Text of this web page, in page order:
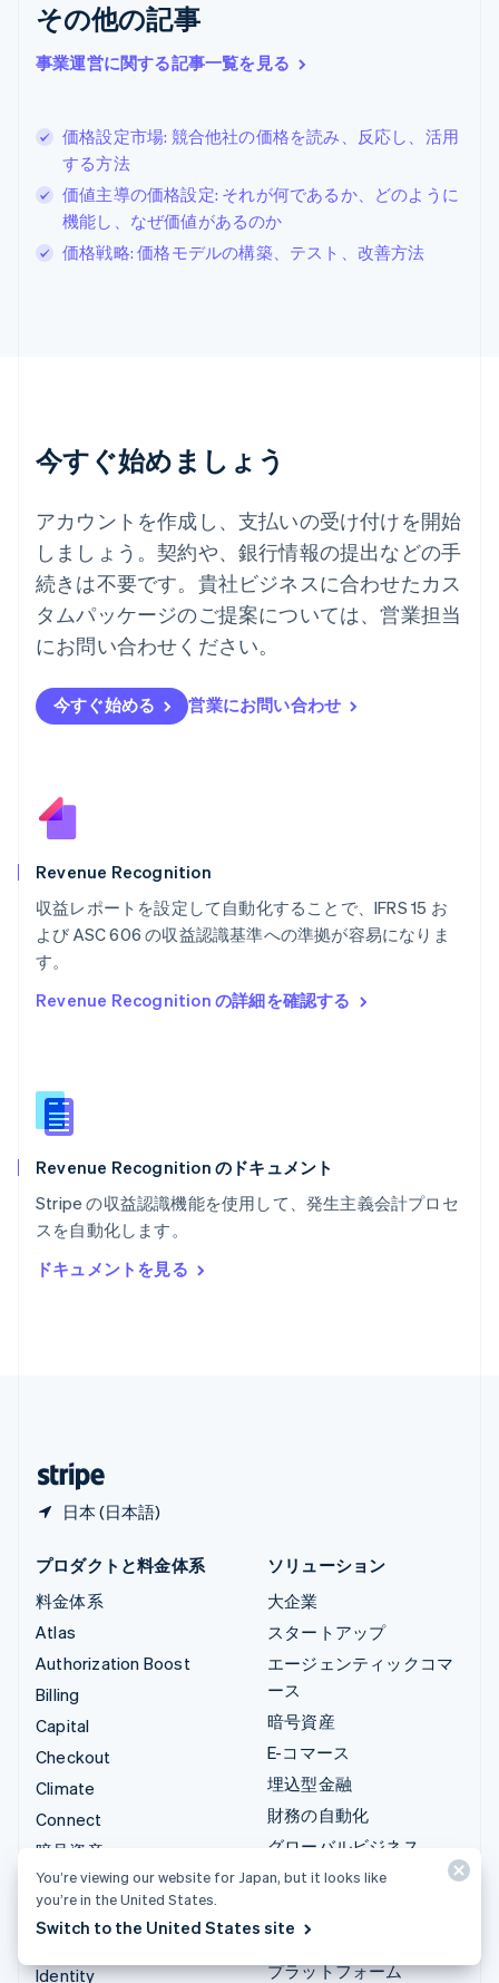
その他の記事
事業運営に関する記事一覧を見る
価格設定市場: 競合他社の価格を読み、反応し、活用
する方法
価値主導の価格設定: それが何であるか、どのように
機能し、なぜ価値があるのか
価格戦略: 価格モデルの構築、テスト、改善方法
今すぐ始めましょう
アカウントを作成し、支払いの受け付けを開始
しましょう。契約や、銀行情報の提出などの手
続きは不要です。貴社ビジネスに合わせたカス
タムパッケージのご提案については、営業担当
にお問い合わせください。
今すぐ始める 営業にお問い合わせ
Revenue Recognition
収益レポートを設定して自動化することで、IFRS 15 お
よび ASC 606 の収益認識基準への準拠が容易になりま
す。
Revenue Recognition の詳細を確認する
Revenue Recognition のドキュメント
Stripe の収益認識機能を使用して、発生主義会計プロセ
スを自動化します。
ドキュメントを見る
日本 (日本語)
EnglishItaliano
ジブラルタル
English
シンガポール
スイス
DeutschFrançaisItalianoEnglish
スウェーデン
SvenskaEnglish
スペイン
Español English
スロバキア
English
Deutsch English
ニュージーランド
English
ノルウェー
ハンガリー
English
EnglishSvenska
ブラジル
ブルガリア
ベルギー
NederlandsFrançaisDeutsch
English
ポルトガル
English
Español
ラトビア
リトアニア
リヒテンシュタイン
Deutsch English
ルーマニア
English
プロダクトと料金体系
料金体系
Atlas
Authorization Boost
Billing
Capital
Checkout
Climate
Connect
暗号資産
Data Pipeline
Elements
Identity
ソリューション
大企業
スタートアップ
エージェンティックコマ
ース
暗号資産
E-コマース
埋込型金融
財務の自動化
グローバルビジネス
アプリ内決済
資金管理
プラットフォーム
You’re viewing our website for Japan, but it looks like
you’re in the United States.
Switch to the United States site